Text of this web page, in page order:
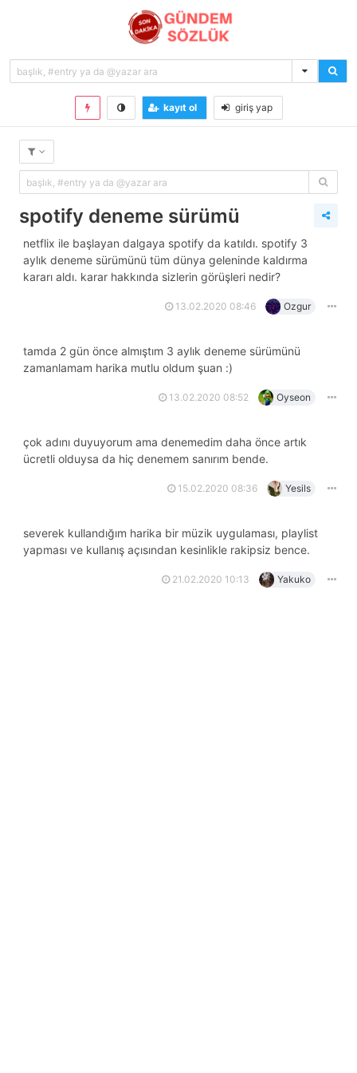
kayıt ol giriş yap
spotify deneme sürümü
netflix ile başlayan dalgaya spotify da katıldı. spotify 3
aylık deneme sürümünü tüm dünya geleninde kaldırma
kararı aldı. karar hakkında sizlerin görüşleri nedir?
13.02.2020 08:46 Ozgur
tamda 2 gün önce almıştım 3 aylık deneme sürümünü
zamanlamam harika mutlu oldum şuan :)
13.02.2020 08:52 Oyseon
çok adını duyuyorum ama denemedim daha önce artık
ücretli olduysa da hiç denemem sanırım bende.
15.02.2020 08:36 Yesils
severek kullandığım harika bir müzik uygulaması, playlist
yapması ve kullanış açısından kesinlikle rakipsiz bence.
21.02.2020 10:13 Yakuko